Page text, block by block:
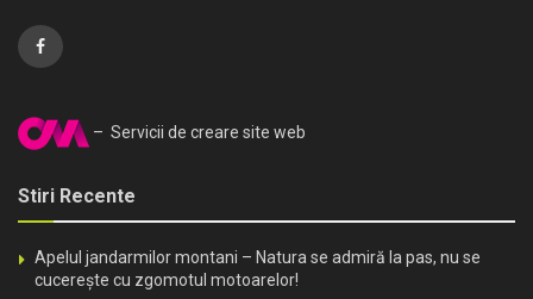
– Servicii de creare site web
Stiri Recente
Apelul jandarmilor montani – Natura se admiră la pas, nu se
cucerește cu zgomotul motoarelor!